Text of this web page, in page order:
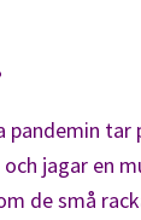
jagar en
de små